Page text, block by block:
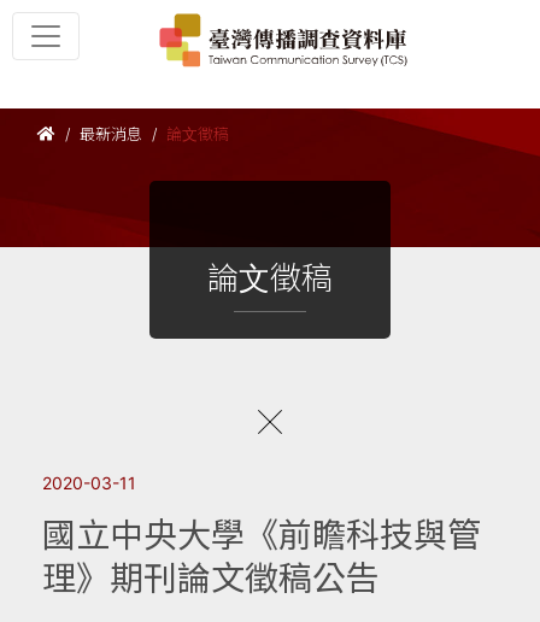
最新消息 論文徵稿
論文徵稿
2020-03-11
國立中央大學《前瞻科技與管
理》期刊論文徵稿公告